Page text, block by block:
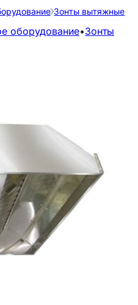
Зонты вытяжные
оборудование•Зонты